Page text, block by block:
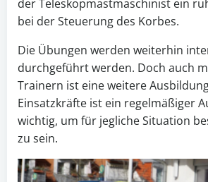
der Teleskopmastmaschinist ein
bei der Steuerung des Korbes.
Die Übungen werden weiterhin
durchgeführt werden. Doch auch
Trainern ist eine weitere
Einsatzkräfte ist ein regelmäßiger
wichtig, um für jegliche Situation
zu sein.